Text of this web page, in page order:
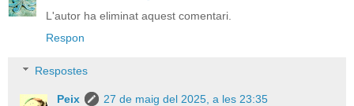
L'autor ha eliminat aquest comentari.
Respon
Respostes
Peix
27 de maig del 2025, a les 23:35